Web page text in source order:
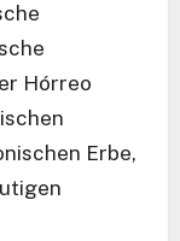
Hórreo
Erbe,